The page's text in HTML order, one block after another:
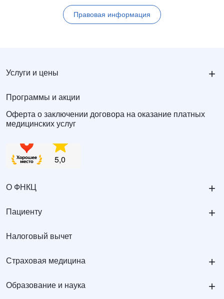
Правовая информация
Услуги и цены +
Программы и акции
Оферта о заключении договора на оказание платных
медицинских услуг
О ФНКЦ +
Пациенту +
Налоговый вычет
Страховая медицина +
Образование и наука +